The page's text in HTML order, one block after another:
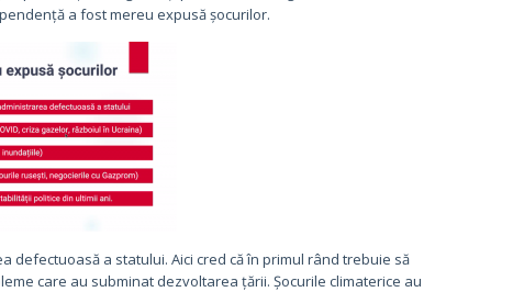
a fost mereu expusă șocurilor.
defectuoasă a statului. Aici cred că în primul rând trebuie să
care au subminat dezvoltarea țării. Șocurile climaterice au